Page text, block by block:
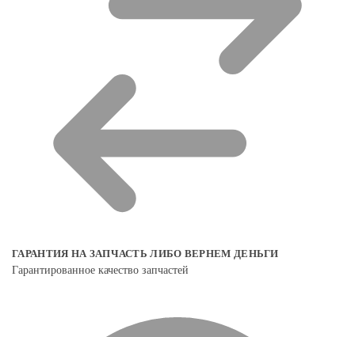
ГАРАНТИЯ НА ЗАПЧАСТЬ ЛИБО ВЕРНЕМ ДЕНЬГИ
Гарантированное качество запчастей